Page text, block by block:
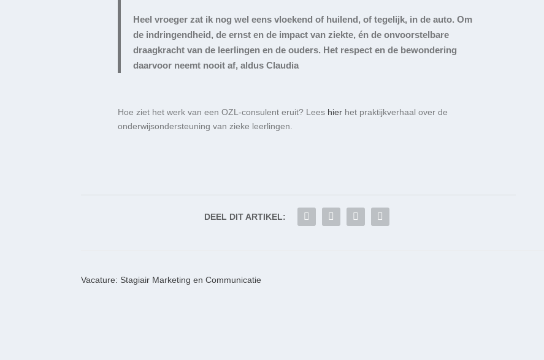
Heel vroeger zat ik nog wel eens vloekend of huilend, of tegelijk, in de auto. Om
de indringendheid, de ernst en de impact van ziekte, én de onvoorstelbare
draagkracht van de leerlingen en de ouders. Het respect en de bewondering
daarvoor neemt nooit af, aldus Claudia
Hoe ziet het werk van een OZL-consulent eruit? Lees hier het praktijkverhaal over de
onderwijsondersteuning van zieke leerlingen
DEEL DIT ARTIKEL:
Vacature: Stagiair Marketing en Communicatie